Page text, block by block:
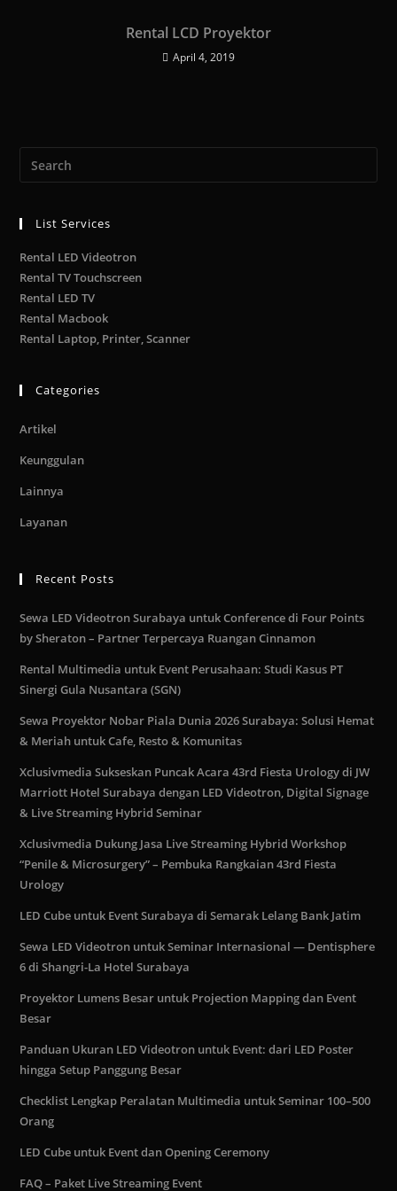
Rental LCD Proyektor
April 4, 2019
List Services
Rental LED Videotron
Rental TV Touchscreen
Rental LED TV
Rental Macbook
Rental Laptop, Printer, Scanner
Categories
Artikel
Keunggulan
Lainnya
Layanan
Recent Posts
Sewa LED Videotron Surabaya untuk Conference di Four Points
by Sheraton – Partner Terpercaya Ruangan Cinnamon
Rental Multimedia untuk Event Perusahaan: Studi Kasus PT
Sinergi Gula Nusantara (SGN)
Sewa Proyektor Nobar Piala Dunia 2026 Surabaya: Solusi Hemat
& Meriah untuk Cafe, Resto & Komunitas
Xclusivmedia Sukseskan Puncak Acara 43rd Fiesta Urology di JW
Marriott Hotel Surabaya dengan LED Videotron, Digital Signage
& Live Streaming Hybrid Seminar
Xclusivmedia Dukung Jasa Live Streaming Hybrid Workshop
“Penile & Microsurgery” – Pembuka Rangkaian 43rd Fiesta
Urology
LED Cube untuk Event Surabaya di Semarak Lelang Bank Jatim
Sewa LED Videotron untuk Seminar Internasional — Dentisphere
6 di Shangri-La Hotel Surabaya
Proyektor Lumens Besar untuk Projection Mapping dan Event
Besar
Panduan Ukuran LED Videotron untuk Event: dari LED Poster
hingga Setup Panggung Besar
Checklist Lengkap Peralatan Multimedia untuk Seminar 100–500
Orang
LED Cube untuk Event dan Opening Ceremony
FAQ – Paket Live Streaming Event